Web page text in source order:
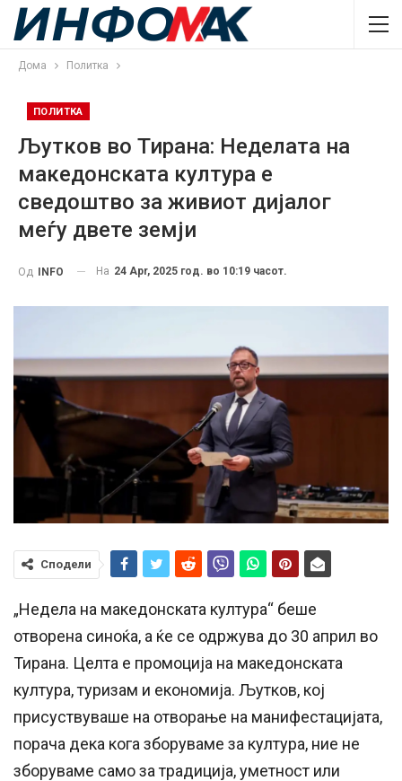
Дома Политка
ПОЛИТКА
Љутков во Тирана: Неделата на
македонската култура е
сведоштво за живиот дијалог
меѓу двете земји
Од INFO На 24 Apr, 2025 год. во 10:19 часот.
Сподели
„Недела на македонската култура“ беше
отворена синоќа, а ќе се одржува до 30 април во
Тирана. Целта е промоција на македонската
култура, туризам и економија. Љутков, кој
присуствуваше на отворање на манифестацијата,
порача дека кога зборуваме за култура, ние не
зборуваме само за традиција, уметност или